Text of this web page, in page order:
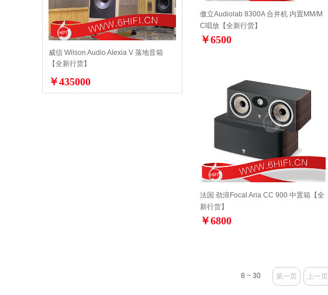
威信 Wilson Audio Alexia V 落地音箱
【全新行货】
￥435000
傲立Audiolab 8300A 合并机 内置MM/M
C唱放【全新行货】
￥6500
法国 劲浪Focal Aria CC 900 中置箱【全
新行货】
￥6800
8 ~ 30 第一页 上一页